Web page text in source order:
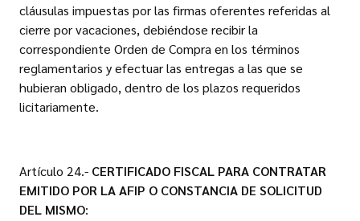
cláusulas impuestas por las firmas oferentes referidas al
cierre por vacaciones, debiéndose recibir la
correspondiente Orden de Compra en los términos
reglamentarios y efectuar las entregas a las que se
hubieran obligado, dentro de los plazos requeridos
licitariamente.
Artículo 24.- CERTIFICADO FISCAL PARA CONTRATAR
EMITIDO POR LA AFIP O CONSTANCIA DE SOLICITUD
DEL MISMO: